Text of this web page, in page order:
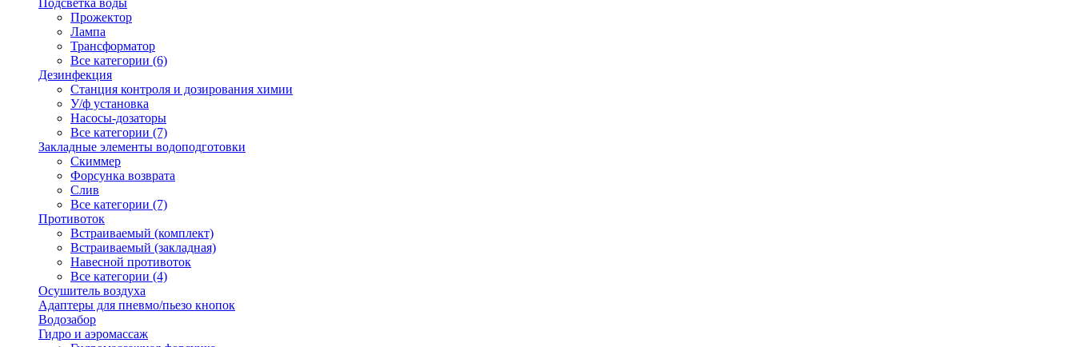
Подсветка воды
Прожектор
Лампа
Трансформатор
Все категории (6)
Дезинфекция
Станция контроля и дозирования химии
У/ф установка
Насосы-дозаторы
Все категории (7)
Закладные элементы водоподготовки
Скиммер
Форсунка возврата
Слив
Все категории (7)
Противоток
Встраиваемый (комплект)
Встраиваемый (закладная)
Навесной противоток
Все категории (4)
Осушитель воздуха
Адаптеры для пневмо/пьезо кнопок
Водозабор
Гидро и аэромассаж